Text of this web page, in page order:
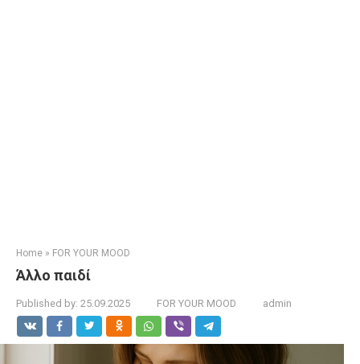
Home » FOR YOUR MOOD
Άλλο παιδί
Published by: 25.09.2025 FOR YOUR MOOD admin